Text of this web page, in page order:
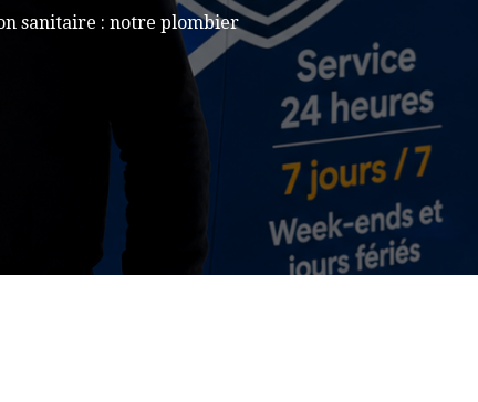
sanitaire : notre plombier